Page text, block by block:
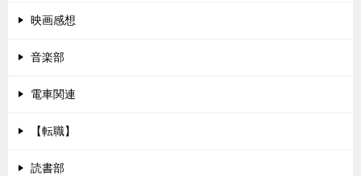
映画感想
音楽部
電車関連
【転職】
読書部